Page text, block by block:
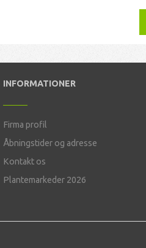
INFORMATIONER
Firma profil
Åbningstider og adresse
Kontakt os
Plantemarkeder 2026